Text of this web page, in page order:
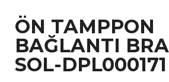
ÖN TAMPPON
BAĞLANTI
SOL-DPL000171